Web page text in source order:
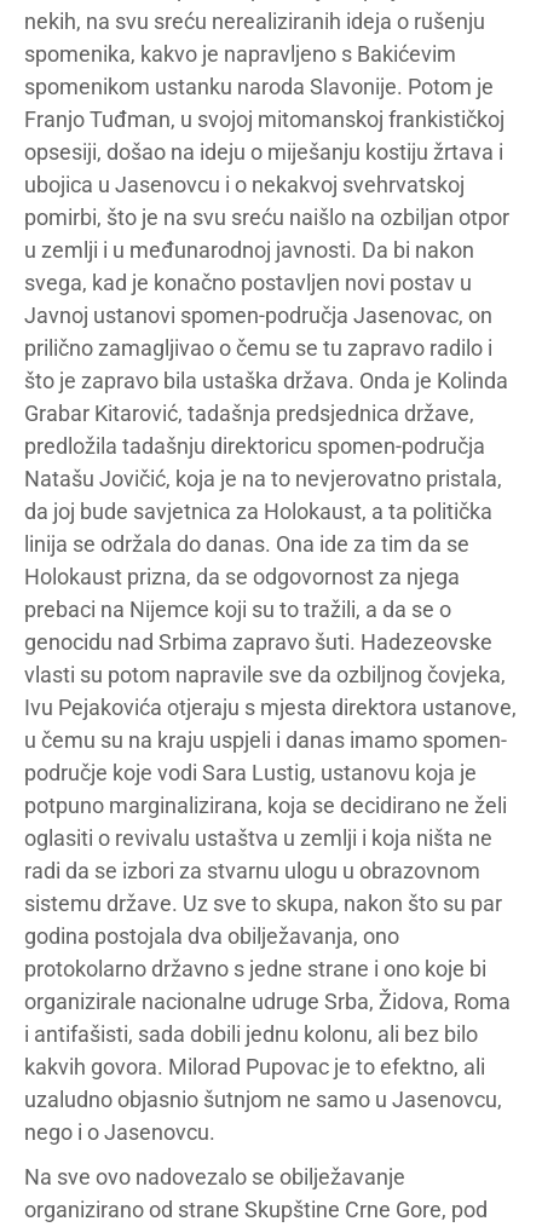
nekih, na svu sreću nerealiziranih ideja o rušenju
spomenika, kakvo je napravljeno s Bakićevim
spomenikom ustanku naroda Slavonije. Potom je
Franjo Tuđman, u svojoj mitomanskoj frankističkoj
opsesiji, došao na ideju o miješanju kostiju žrtava i
ubojica u Jasenovcu i o nekakvoj svehrvatskoj
pomirbi, što je na svu sreću naišlo na ozbiljan otpor
u zemlji i u međunarodnoj javnosti. Da bi nakon
svega, kad je konačno postavljen novi postav u
Javnoj ustanovi spomen-područja Jasenovac, on
prilično zamagljivao o čemu se tu zapravo radilo i
što je zapravo bila ustaška država. Onda je Kolinda
Grabar Kitarović, tadašnja predsjednica države,
predložila tadašnju direktoricu spomen-područja
Natašu Jovičić, koja je na to nevjerovatno pristala,
da joj bude savjetnica za Holokaust, a ta politička
linija se održala do danas. Ona ide za tim da se
Holokaust prizna, da se odgovornost za njega
prebaci na Nijemce koji su to tražili, a da se o
genocidu nad Srbima zapravo šuti. Hadezeovske
vlasti su potom napravile sve da ozbiljnog čovjeka,
Ivu Pejakovića otjeraju s mjesta direktora ustanove,
u čemu su na kraju uspjeli i danas imamo spomen-
područje koje vodi Sara Lustig, ustanovu koja je
potpuno marginalizirana, koja se decidirano ne želi
oglasiti o revivalu ustaštva u zemlji i koja ništa ne
radi da se izbori za stvarnu ulogu u obrazovnom
sistemu države. Uz sve to skupa, nakon što su par
godina postojala dva obilježavanja, ono
protokolarno državno s jedne strane i ono koje bi
organizirale nacionalne udruge Srba, Židova, Roma
i antifašisti, sada dobili jednu kolonu, ali bez bilo
kakvih govora. Milorad Pupovac je to efektno, ali
uzaludno objasnio šutnjom ne samo u Jasenovcu,
nego i o Jasenovcu.
Na sve ovo nadovezalo se obilježavanje
organizirano od strane Skupštine Crne Gore, pod